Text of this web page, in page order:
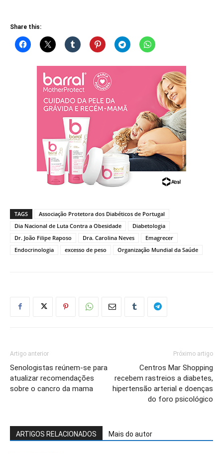
Share this:
TAGS
Associação Protetora dos Diabéticos de Portugal
Dia Nacional de Luta Contra a Obesidade
Diabetologia
Dr. João Filipe Raposo
Dra. Carolina Neves
Emagrecer
Endocrinologia
excesso de peso Organização Mundial da Saúde
Artigo anterior
Senologistas reúnem-se para
atualizar recomendações
sobre o cancro da mama
Próximo artigo
Centros Mar Shopping
recebem rastreios a diabetes,
hipertensão arterial e doenças
do foro psicológico
ARTIGOS RELACIONADOS Mais do autor